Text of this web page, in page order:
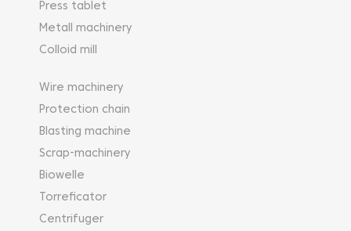
Press tablet
Metall machinery
Colloid mill
Wire machinery
Protection chain
Blasting machine
Scrap-machinery
Biowelle
Torreficator
Centrifuger